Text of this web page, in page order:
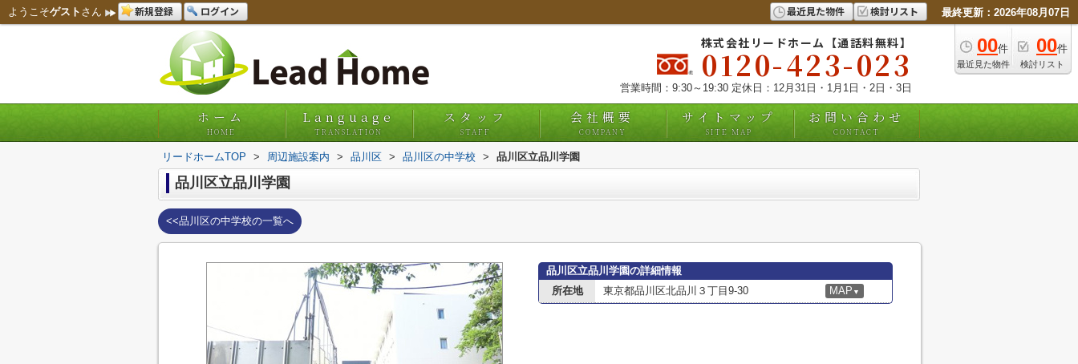
ようこそゲスト さん 新規登録 ログイン 最近見た物件 検討リスト 最終更新：2026年08月07日
00件
最近見た物件
00件
検討リスト
株式会社リードホーム【通話料無料】
0120-423-023
営業時間：9:30～19:30 定休日：12月31日・1月1日・2日・3日
ホーム
HOME
Language
TRANSLATION
スタッフ
STAFF
会社概要
COMPANY
サイトマップ
SITE MAP
お問い合わせ
CONTACT
リードホームTOP > 周辺施設案内 > 品川区 > 品川区の中学校 > 品川区立品川学園
品川区立品川学園
<<品川区の中学校の一覧へ
品川区立品川学園の詳細情報
所在地
東京都品川区北品川３丁目9-30 MAP ▼